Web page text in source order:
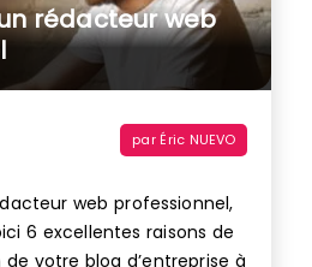
rédacteur web
par Éric NUEVO
web professionnel,
6 excellentes raisons de
votre blog d’entreprise à